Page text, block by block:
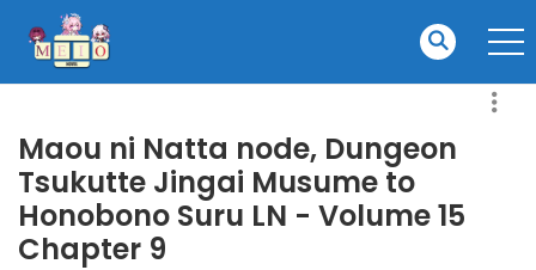
Maou ni Natta node, Dungeon
Tsukutte Jingai Musume to
Honobono Suru LN - Volume 15
Chapter 9